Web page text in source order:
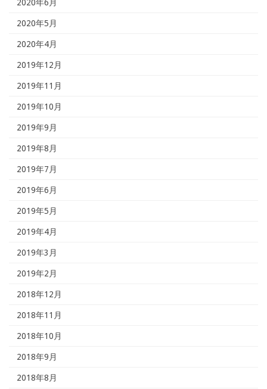
2020年6月
2020年5月
2020年4月
2019年12月
2019年11月
2019年10月
2019年9月
2019年8月
2019年7月
2019年6月
2019年5月
2019年4月
2019年3月
2019年2月
2018年12月
2018年11月
2018年10月
2018年9月
2018年8月